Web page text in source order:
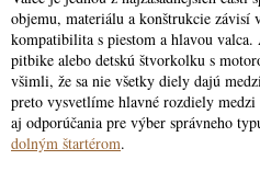
objemu, materiálu a konštrukcie závisí
kompatibilita s piestom a hlavou valca.
pitbike alebo detskú štvorkolku s
všimli, že sa nie všetky diely dajú
preto vysvetlíme hlavné rozdiely
aj odporúčania pre výber správneho
dolným štartérom.